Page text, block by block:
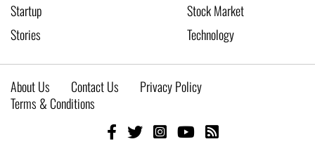
Startup
Stock Market
Stories
Technology
About Us Contact Us
Privacy Policy
Terms & Conditions